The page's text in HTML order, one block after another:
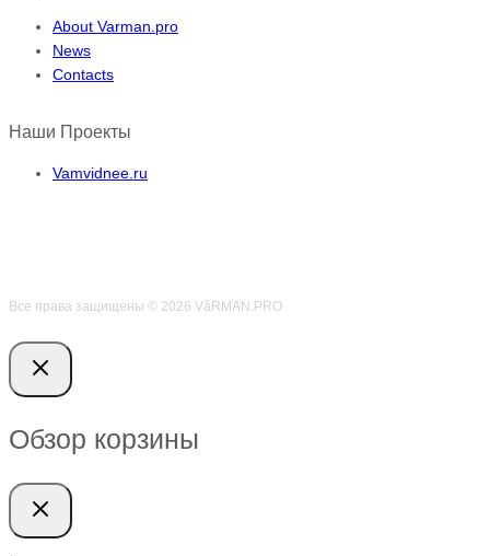
About Varman.pro
News
Contacts
Наши Проекты
Vamvidnee.ru
Все права защищены © 2026 VӑRMAN.PRO
Обзор корзины